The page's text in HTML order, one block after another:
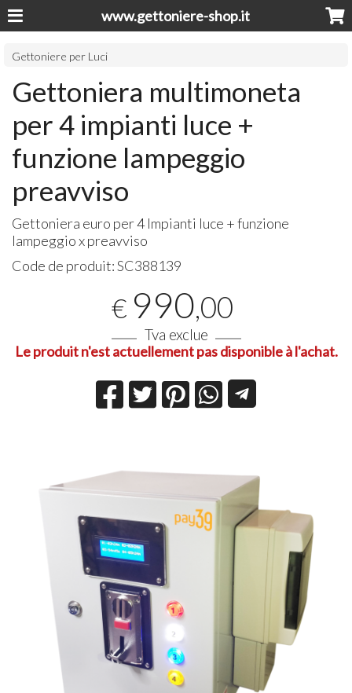
www.gettoniere-shop.it
Gettoniere per Luci
Gettoniera multimoneta
per 4 impianti luce +
funzione lampeggio
preavviso
Gettoniera euro per 4 Impianti luce + funzione
lampeggio x preavviso
Code de produit:SC388139
€ 990,00
Tva exclue
Le produit n'est actuellement pas disponible à l'achat.